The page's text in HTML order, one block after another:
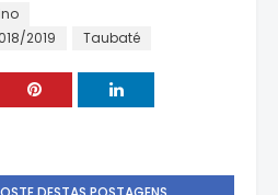
2019
Taubaté